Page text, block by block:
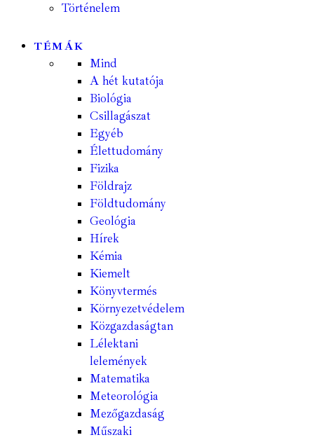
Történelem
TÉMÁK
Mind
A hét kutatója
Biológia
Csillagászat
Egyéb
Élettudomány
Fizika
Földrajz
Földtudomány
Geológia
Hírek
Kémia
Kiemelt
Könyvtermés
Környezetvédelem
Közgazdaságtan
Lélektani
lelemények
Matematika
Meteorológia
Mezőgazdaság
Műszaki